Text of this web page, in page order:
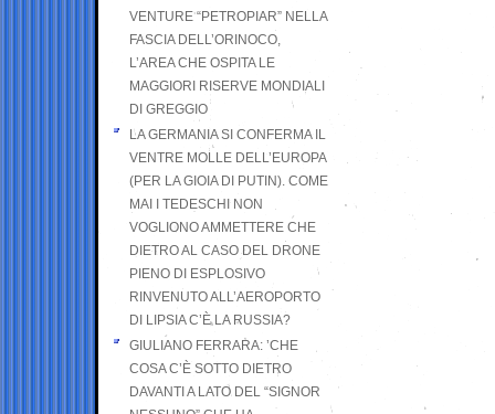
VENTURE “PETROPIAR” NELLA
FASCIA DELL’ORINOCO,
L’AREA CHE OSPITA LE
MAGGIORI RISERVE MONDIALI
DI GREGGIO
LA GERMANIA SI CONFERMA IL
VENTRE MOLLE DELL’EUROPA
(PER LA GIOIA DI PUTIN). COME
MAI I TEDESCHI NON
VOGLIONO AMMETTERE CHE
DIETRO AL CASO DEL DRONE
PIENO DI ESPLOSIVO
RINVENUTO ALL’AEROPORTO
DI LIPSIA C’È LA RUSSIA?
GIULIANO FERRARA: ’CHE
COSA C’È SOTTO DIETRO
DAVANTI A LATO DEL “SIGNOR